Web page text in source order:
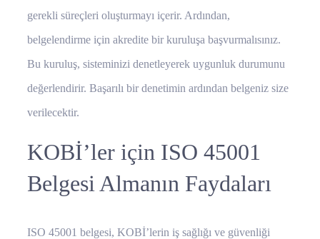
gerekli süreçleri oluşturmayı içerir. Ardından,
belgelendirme için akredite bir kuruluşa başvurmalısınız.
Bu kuruluş, sisteminizi denetleyerek uygunluk durumunu
değerlendirir. Başarılı bir denetimin ardından belgeniz size
verilecektir.
KOBİ’ler için ISO 45001
Belgesi Almanın Faydaları
ISO 45001 belgesi, KOBİ’lerin iş sağlığı ve güvenliği